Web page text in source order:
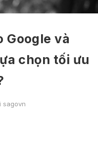
Google và
chọn tối ưu
sagovn